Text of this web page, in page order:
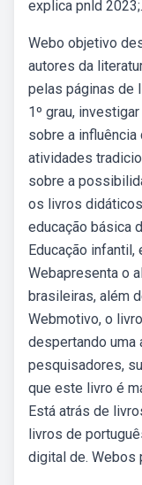
explica pnld 2023;.
Webo objetivo
autores da
pelas páginas de
1º grau,
sobre a
atividades
sobre a
os livros
educação básica
Educação infantil,
Webapresenta o
brasileiras, além
Webmotivo, o
despertando uma
pesquisadores,
que este livro é
Está atrás de
livros de
digital de. Webos